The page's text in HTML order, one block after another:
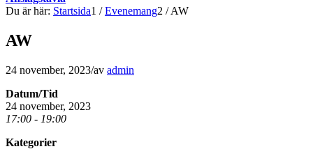
Du är här: Startsida1 / Evenemang2 / AW
AW
24 november, 2023/av admin
Datum/Tid
24 november, 2023
17:00 - 19:00
Kategorier